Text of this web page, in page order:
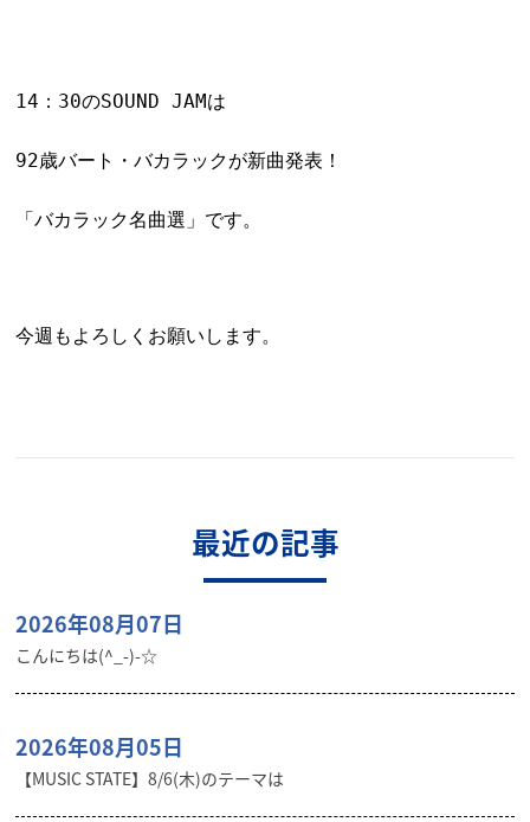
14：30のSOUND JAMは
92歳バート・バカラックが新曲発表！
「バカラック名曲選」です。
今週もよろしくお願いします。
最近の記事
2026年08月07日
こんにちは(^_-)-☆
2026年08月05日
【MUSIC STATE】8/6(木)のテーマは